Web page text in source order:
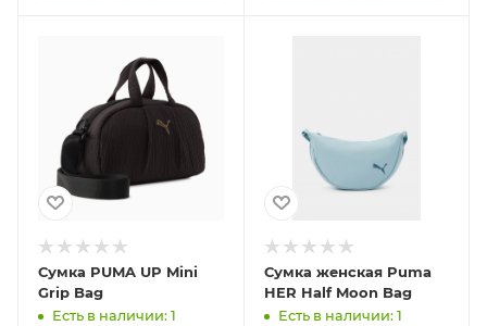
Сумка PUMA UP Mini
Grip Bag
Есть в наличии: 1
Сумка женская Puma
HER Half Moon Bag
Есть в наличии: 1